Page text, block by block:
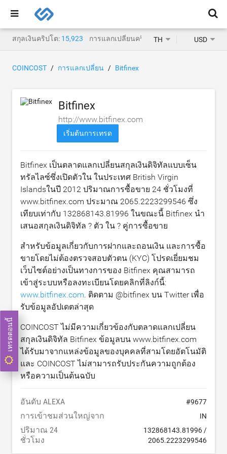
สกุลเงินคริปโต: 15,923 การแลกเปลี่ยนคริปโต:1,471
TH USD
COINCOST การแลกเปลี่ยน Bitfinex
Bitfinex
http://www.bitfinex.com
เริ่มต้นการเทรด
Bitfinex เป็นตลาดแลกเปลี่ยนสกุลเงินดิจิทัลแบบเซ็น
ทรัลไลซ์ซึ่งเปิดตัวใน ในประเทศ British Virgin
Islandsในปี 2012 ปริมาณการซื้อขาย 24 ชั่วโมงที่
www.bitfinex.com ประมาณ 2065.2223299546 ซึ่ง
เทียบเท่ากับ 132868143.81996 ในขณะนี้ Bitfinex นำ
เสนอสกุลเงินดิจิทัล ? ตัว ใน ? คู่การซื้อขาย
สำหรับข้อมูลเกี่ยวกับการฝากและถอนเงิน และการซื้อ
ขายโดยไม่ต้องตรวจสอบตัวตน (KYC) โปรดเยี่ยมชม
เว็บไซต์อย่างเป็นทางการของ Bitfinex คุณสามารถ
เข้าสู่ระบบหรือลงทะเบียนโดยคลิกที่ลิงก์นี้:
www.bitfinex.com. ติดตาม @bitfinex บน Twitter เพื่อ
รับข้อมูลอัปเดตล่าสุด
COINCOST ไม่มีความเกี่ยวข้องกับตลาดแลกเปลี่ยน
สกุลเงินดิจิทัล Bitfinex ข้อมูลบน www.bitfinex.com
ได้รับมาจากแหล่งข้อมูลของบุคคลที่สามโดยอัตโนมัติ
และ COINCOST ไม่สามารถรับประกันความถูกต้อง
หรือความเป็นต้นฉบับ
อันดับ ALEXA #9677
การเข้าชมส่วนใหญ่จาก IN
ปริมาณ 24
ชั่วโมง
132868143.81996 /
2065.2223299546
เทรดตอนนี้